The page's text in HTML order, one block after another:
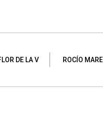
DE LA V ROCÍO